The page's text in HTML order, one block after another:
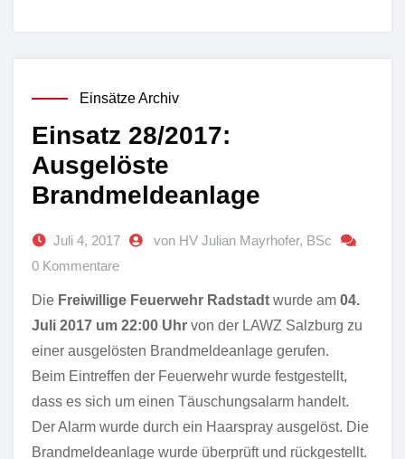
Einsätze Archiv
Einsatz 28/2017:
Ausgelöste
Brandmeldeanlage
Juli 4, 2017
von HV Julian Mayrhofer, BSc
0 Kommentare
Die Freiwillige Feuerwehr Radstadt wurde am 04.
Juli 2017 um 22:00 Uhr von der LAWZ Salzburg zu
einer ausgelösten Brandmeldeanlage gerufen.
Beim Eintreffen der Feuerwehr wurde festgestellt,
dass es sich um einen Täuschungsalarm handelt.
Der Alarm wurde durch ein Haarspray ausgelöst. Die
Brandmeldeanlage wurde überprüft und rückgestellt.